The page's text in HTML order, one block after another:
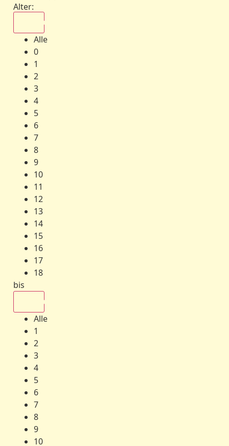
Alter:
Alle
0
1
2
3
4
5
6
7
8
9
10
11
12
13
14
15
16
17
18
bis
Alle
1
2
3
4
5
6
7
8
9
10